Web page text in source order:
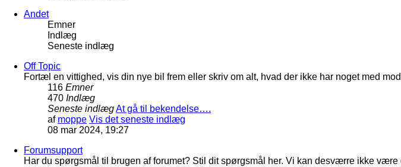
Andet
Emner
Indlæg
Seneste indlæg
Off Topic
Fortæl en vittighed, vis din nye bil frem eller skriv om alt, hvad der ikke har noget med
116 Emner
470 Indlæg
Seneste indlægAt gå til bekendelse….
af moppe Vis det seneste indlæg
08 mar 2024, 19:27
Forumsupport
Har du spørgsmål til brugen af forumet? Stil dit spørgsmål her. Vi kan desværre ikke